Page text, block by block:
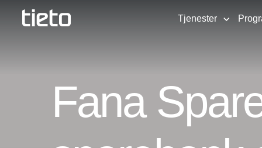
Tjenester
Fana